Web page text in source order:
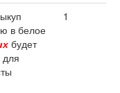
в белое
будет
для
1